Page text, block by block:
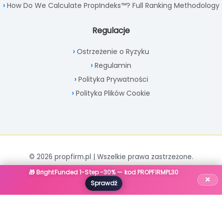
How Do We Calculate PropIndeks™? Full Ranking Methodology
Regulacje
Ostrzeżenie o Ryzyku
Regulamin
Polityka Prywatności
Polityka Plików Cookie
© 2026 propfirm.pl | Wszelkie prawa zastrzeżone.
🎁 BrightFunded 1-Step -30% — kod PROPFIRMPL30
Sprawdź
×